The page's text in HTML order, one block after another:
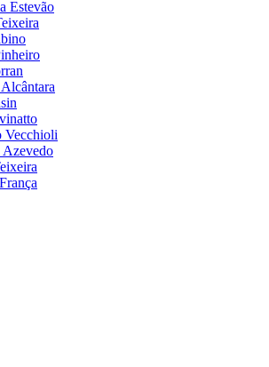
Estevão
Vecchioli
Azevedo